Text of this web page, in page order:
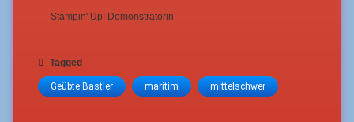
Stampin' Up! Demonstratorin
Tagged
Geübte Bastler maritim mittelschwer